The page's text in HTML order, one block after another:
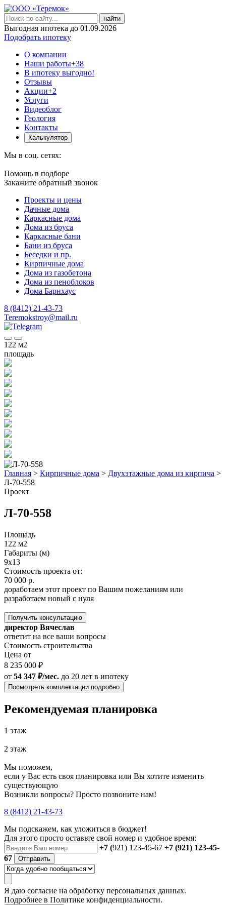
найти
Выгодная ипотека до 01.09.2026
Подобрать ипотеку
О компании
Наши работы+38
В ипотеку выгодно!
Отзывы
Акции+2
Услуги
Видеоблог
Геология
Контакты
Калькулятор
Мы в соц. сетях:
Помощь в подборе
Закажите обратный звонок
Проекты и цены
Дачные дома
Каркасные дома
Дома из бруса
Каркасные бани
Бани из бруса
Беседки и пр.
Кирпичные дома
Дома из газобетона
Дома из пеноблоков
Дома Барнхаус
8 (8412) 21-43-73
Teremokstroy@mail.ru
122 м2
площадь
Главная > Кирпичные дома > Двухэтажные дома из кирпича >
Л-70-558
Проект
Л-70-558
Площадь
122 м2
Габариты (м)
9х13
Стоимость проекта от:
70 000 р.
доработаем этот проект по Вашим пожеланиям или
разработаем новый с нуля
Получить консультацию
директор Вячеслав
ответит на все ваши вопросы
Стоимость строительства
Цена от
8 235 000 ₽
от 54 347 ₽/мес. до 20 лет в ипотеку
Посмотреть комплектации подробно
Рекомендуемая планировка
1 этаж
2 этаж
Мы поможем,
если у Вас есть своя планировка или Вы хотите изменить
существующую
Возникли вопросы? Просто позвоните нам!
8 (8412) 21-43-73
Мы подскажем, как уложиться в бюджет!
Для этого просто оставьте свой номер и удобное время:
+7 (921) 123-45-67 +7 (921) 123-45-
67
Отправить
Я даю согласие на обработку персональных данных.
Подробнее в Политике конфиденциальности.